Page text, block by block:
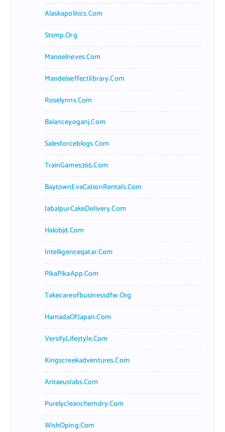
Alaskapolitics.com
Stsmp.org
Manoelneves.com
Mandelaeffectlibrary.com
Roselynns.com
Balanceyoganj.com
Salesforceblogs.com
TrainGames365.com
BaytownEvaCationRentals.com
JabalpurCakeDelivery.com
Halobjd.com
Intelligenceqatar.com
PikaPikaApp.com
Takecareofbusinessdfw.org
HamadaOfJapan.com
VersifyLifestyle.com
Kingscreekadventures.com
Antaeuslabs.com
Purelycleanchemdry.com
WishOping.com